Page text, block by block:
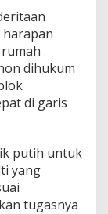
dihukum
di garis
putih untuk
yang
tugasnya